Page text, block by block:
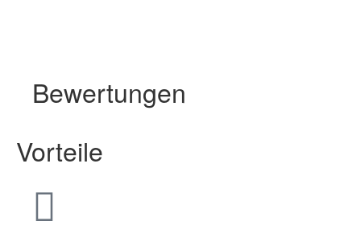
Bewertungen
Vorteile